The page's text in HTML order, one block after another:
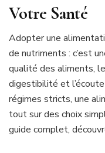
Votre Santé
Adopter une
de nutriments : c’est
qualité des aliments,
digestibilité et
régimes stricts, une
tout sur des choix
guide complet,